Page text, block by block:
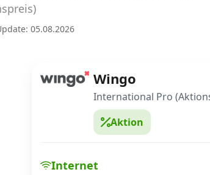
oder wechseln
05.08.2026
Wingo
International Pro
Aktion
Internet